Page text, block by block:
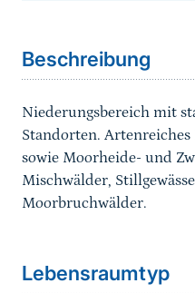
Beschreibung
Niederungsbereich mit
Standorten.
sowie Moorheide- und
Mischwälder,
Moorbruchwälder.
Lebensraumtyp